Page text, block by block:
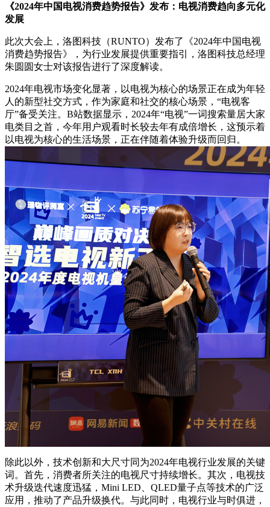
《2024年中国电视消费趋势报告》发布：电视消费趋向多元化
发展
此次大会上，洛图科技（RUNTO）发布了《2024年中国电视
消费趋势报告》，为行业发展提供重要指引，洛图科技总经理
朱圆圆女士对该报告进行了深度解读。
2024年电视市场变化显著，以电视为核心的场景正在成为年轻
人的新型社交方式，作为家庭和社交的核心场景，“电视客
厅”备受关注。B站数据显示，2024年“电视”一词搜索量居大家
电类目之首，今年用户观看时长较去年有成倍增长，这预示着
以电视为核心的生活场景，正在伴随着体验升级而回归。
除此以外，技术创新和大尺寸同为2024年电视行业发展的关键
词。首先，消费者所关注的电视尺寸持续增长。其次，电视技
术升级迭代速度迅猛，Mini LED、QLED量子点等技术的广泛
应用，推动了产品升级换代。与此同时，电视行业与时俱进，